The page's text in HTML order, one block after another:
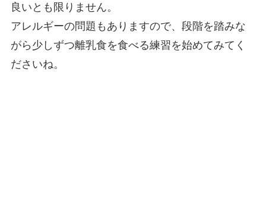
良いとも限りません。
アレルギーの問題もありますので、段階を踏みな
がら少しずつ離乳食を食べる練習を始めてみてく
ださいね。